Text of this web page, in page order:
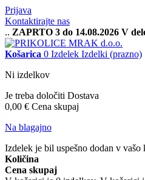
Prijava
Kontaktirajte nas
.. ZAPRTO 3 do 14.08.2026 V
Košarica 0 Izdelek Izdelki (prazno)
Ni izdelkov
Je treba določiti Dostava
0,00 € Cena skupaj
Na blagajno
Izdelek je bil uspešno dodan v vašo
Količina
Cena skupaj